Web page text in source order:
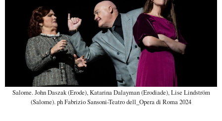
Salome. John Daszak (Erode), Katarina Dalayman (Erodiade), Lise Lindström
(Salome). ph Fabrizio Sansoni-Teatro dell_Opera di Roma 2024